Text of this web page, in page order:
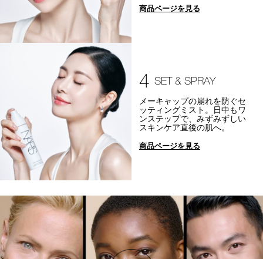
商品ページを見る
4 SET & SPRAY
メーキャップの崩れを防ぐセ
ッティングミスト。日中もワ
ンステップで、みずみずしい
スキンケア直後の肌へ。
商品ページを見る